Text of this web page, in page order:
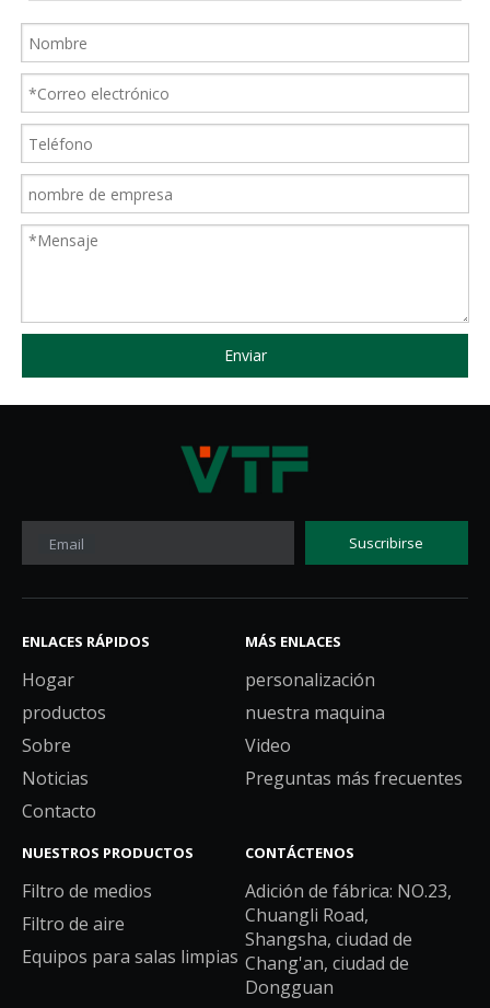
Enviar
Email Suscribirse
ENLACES RÁPIDOS
Hogar
productos
Sobre
Noticias
Contacto
MÁS ENLACES
personalización
nuestra maquina
Video
Preguntas más frecuentes
NUESTROS PRODUCTOS
Filtro de medios
Filtro de aire
Equipos para salas limpias
CONTÁCTENOS
Adición de fábrica: NO.23,
Chuangli Road,
Shangsha, ciudad de
Chang'an, ciudad de
Dongguan